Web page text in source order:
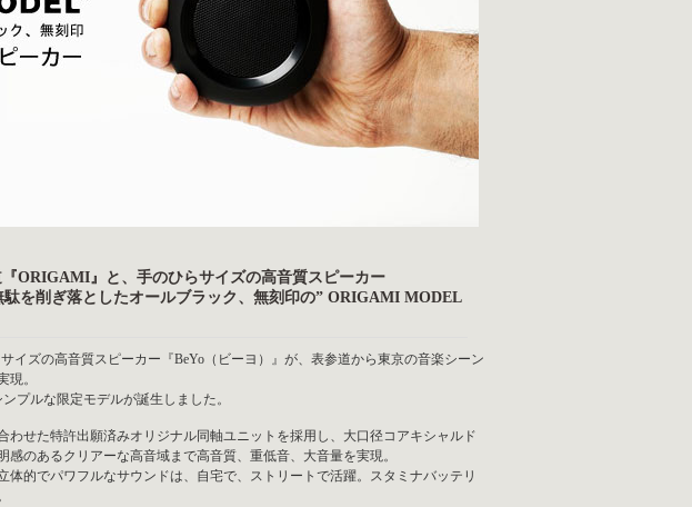
ORIGAMI』と、手のひらサイズの高音質スピーカー
駄を削ぎ落としたオールブラック、無刻印の” ORIGAMI MODEL
イズの高音質スピーカー『BeYo（ビーヨ）』が、表参道から東京の音楽シーン
現。
プルな限定モデルが誕生しました。
わせた特許出願済みオリジナル同軸ユニットを採用し、大口径コアキシャルド
のあるクリアーな高音域まで高音質、重低音、大音量を実現。
的でパワフルなサウンドは、自宅で、ストリートで活躍。スタミナバッテリ